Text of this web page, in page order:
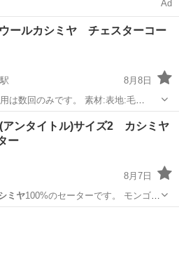
Ad
ールカシミヤ チェスターコー
8月8日
は数回のみです。 素材:表地:毛
裏地:ポリエステル100%
コート
アンタイトル)サイズ2 カシミヤ
ー
8月7日
ミヤ100%のセーターです。 モンゴル